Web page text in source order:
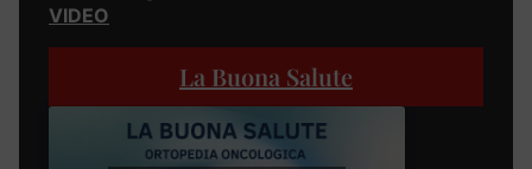
VIDEO
La Buona Salute